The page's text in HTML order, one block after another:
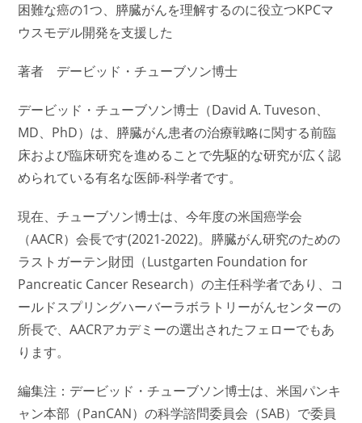
困難な癌の1つ、膵臓がんを理解するのに役立つKPCマ
ウスモデル開発を支援した
著者 デービッド・チューブソン博士
デービッド・チューブソン博士（David A. Tuveson、
MD、PhD）は、膵臓がん患者の治療戦略に関する前臨
床および臨床研究を進めることで先駆的な研究が広く認
められている有名な医師-科学者です。
現在、チューブソン博士は、今年度の米国癌学会
（AACR）会長です(2021-2022)。膵臓がん研究のための
ラストガーテン財団（Lustgarten Foundation for
Pancreatic Cancer Research）の主任科学者であり、コ
ールドスプリングハーバーラボラトリーがんセンターの
所長で、AACRアカデミーの選出されたフェローでもあ
ります。
編集注：デービッド・チューブソン博士は、米国パンキ
ャン本部（PanCAN）の科学諮問委員会（SAB）で委員